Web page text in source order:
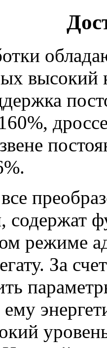
высокий
содержат
режиме
За
ему